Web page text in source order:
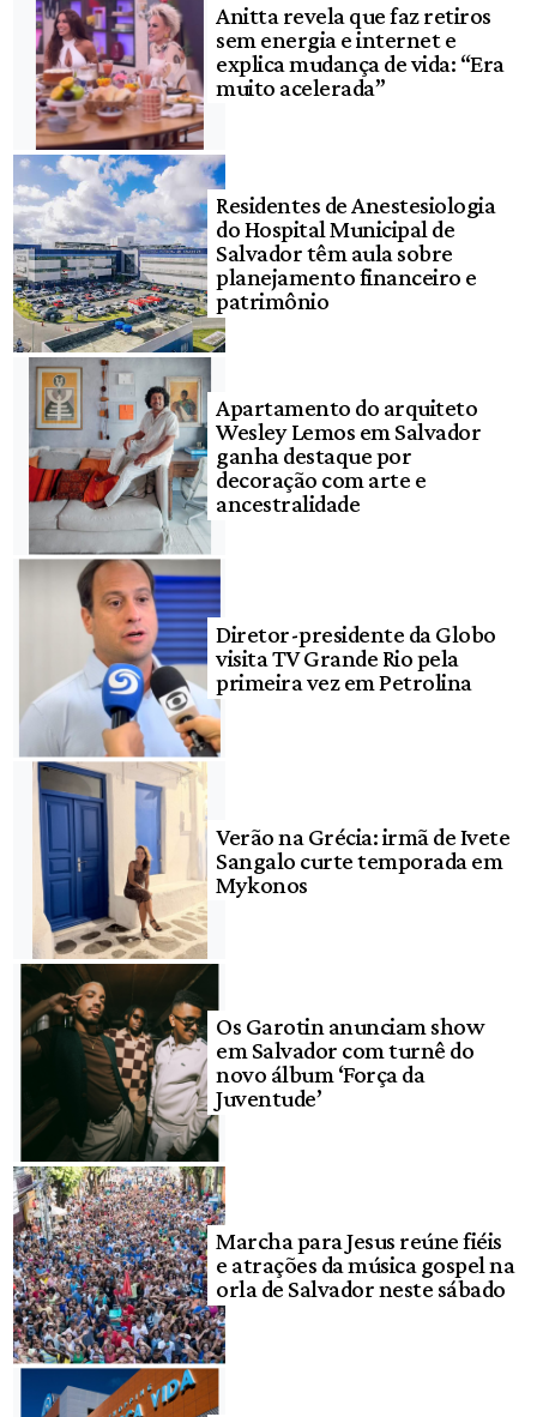
Anitta revela que faz retiros
sem energia e internet e
explica mudança de vida: “Era
muito acelerada”
Residentes de Anestesiologia
do Hospital Municipal de
Salvador têm aula sobre
planejamento financeiro e
patrimônio
Apartamento do arquiteto
Wesley Lemos em Salvador
ganha destaque por
decoração com arte e
ancestralidade
Diretor-presidente da Globo
visita TV Grande Rio pela
primeira vez em Petrolina
Verão na Grécia: irmã de Ivete
Sangalo curte temporada em
Mykonos
Os Garotin anunciam show
em Salvador com turnê do
novo álbum ‘Força da
Juventude’
Marcha para Jesus reúne fiéis
e atrações da música gospel na
orla de Salvador neste sábado